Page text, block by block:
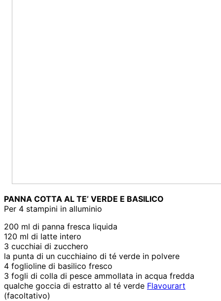
PANNA COTTA AL TE’ VERDE E BASILICO
Per 4 stampini in alluminio
200 ml di panna fresca liquida
120 ml di latte intero
3 cucchiai di zucchero
la punta di un cucchiaino di té verde in polvere
4 foglioline di basilico fresco
3 fogli di colla di pesce ammollata in acqua fredda
qualche goccia di estratto al té verde Flavourart
(facoltativo)